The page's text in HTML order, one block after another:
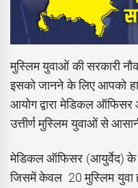
मुस्लिम युवाओं की सरकारी
इसको जानने के लिए आपको
आयोग द्वारा मेडिकल ऑफिसर
उत्तीर्ण मुस्लिम युवाओं से
मेडिकल ऑफिसर (आयुर्वेद) के
जिसमें केवल 20 मुस्लिम